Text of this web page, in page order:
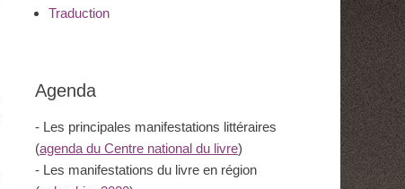
Traduction
Agenda
- Les principales manifestations littéraires
(agenda du Centre national du livre)
- Les manifestations du livre en région